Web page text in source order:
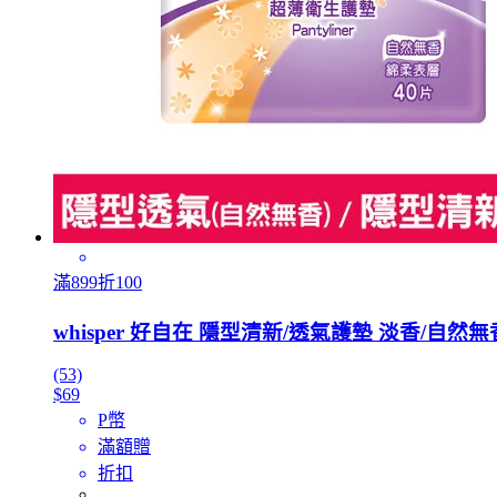
滿899折100
whisper 好自在 隱型清新/透氣護墊 淡香/自然無
(53)
$69
P幣
滿額贈
折扣